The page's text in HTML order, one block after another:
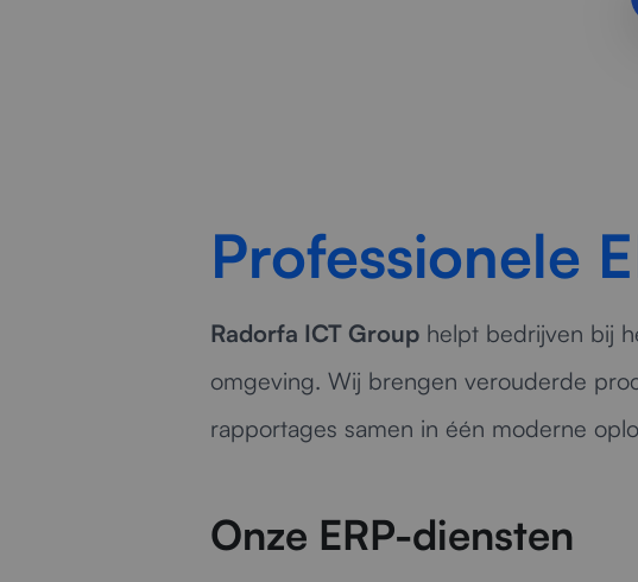
Professionele
Radorfa ICT Group helpt bedrijven bij
omgeving. Wij brengen verouderde
rapportages samen in één moderne
Onze ERP-diensten